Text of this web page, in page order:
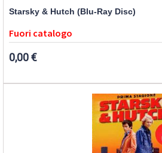
Starsky & Hutch (Blu-Ray Disc)
Fuori catalogo
0,00 €